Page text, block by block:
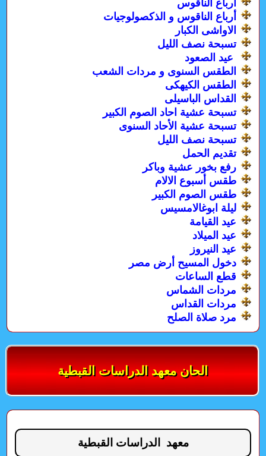
أرباع الناقوس
أرباع الناقوس و الذكصولوجيات
الاواشى الكبار
تسبحة نصف الليل
عيد الصعود
الطقس السنوى و مردات الشعب
الطقس الكيهكى
القداس الباسيلى
تسبحة عشية احاد الصوم الكبير
تسبحة عشية الأحاد السنوى
تسبحة نصف الليل
تقديم الحمل
رفع بخور عشية وباكر
طقس أسبوع الالام
طقس الصوم الكبير
ليلة ابوغالامسيس
عيد القيامة
عيد الميلاد
عيد النيروز
دخول المسيح أرض مصر
قطع الساعات
مردات الشماس
مردات القداس
مرد صلاة الصلح
الحان معهد الدراسات القبطية
معهد الدراسات القبطية